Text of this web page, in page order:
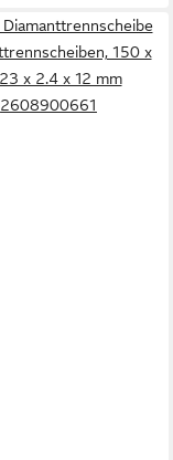
Diamanttrennscheibe
150 x
x 2.4 x 12 mm
2608900661